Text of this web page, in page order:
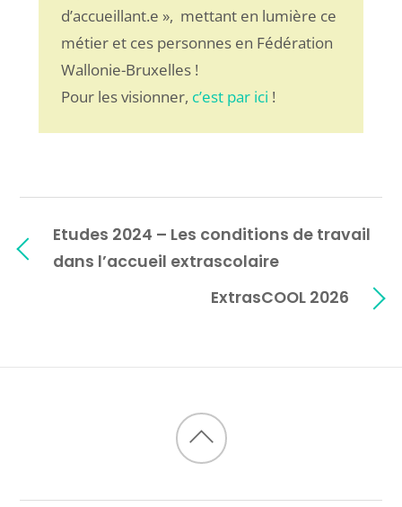
d’accueillant.e », mettant en lumière ce
métier et ces personnes en Fédération
Wallonie-Bruxelles !
Pour les visionner, c’est par ici !
Etudes 2024 – Les conditions de travail
dans l’accueil extrascolaire
ExtrasCOOL 2026
Back